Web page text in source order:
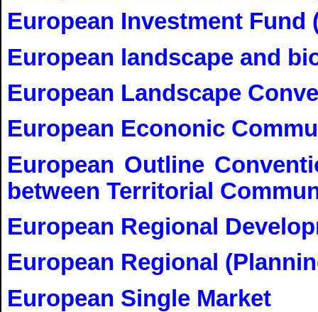
European Investment Fund
European landscape and
European Landscape
European Econonic
European Outline
between Territorial
European Regional
European Regional
European Single Market